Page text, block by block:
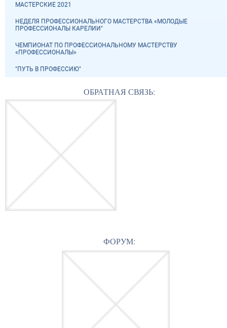
МАСТЕРСКИЕ 2021
НЕДЕЛЯ ПРОФЕССИОНАЛЬНОГО МАСТЕРСТВА «МОЛОДЫЕ
ПРОФЕССИОНАЛЫ КАРЕЛИИ"
ЧЕМПИОНАТ ПО ПРОФЕССИОНАЛЬНОМУ МАСТЕРСТВУ
«ПРОФЕССИОНАЛЫ»
"ПУТЬ В ПРОФЕССИЮ"
ОБРАТНАЯ СВЯЗЬ:
ФОРУМ: